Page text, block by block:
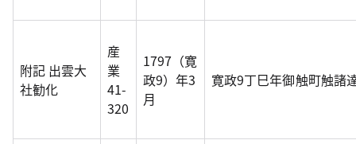
附記 出雲大
社勧化
産
業
41-
320
1797（寛
政9）年3
月
寛政9丁巳年御触町触諸